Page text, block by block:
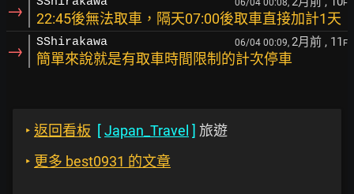
→ F
22:45後無法取車，隔天07:00後取車直接加計1天
→ SShirakawa 06/04 00:09, 2月前 , 11 F
簡單來說就是有取車時間限制的計次停車
‣ 返回看板 [Japan_Travel ] 旅遊
‣ 更多 best0931 的文章